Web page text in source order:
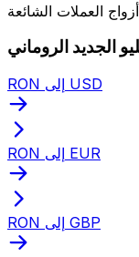
RON إلى USD
RON إلى EUR
RON إلى GBP